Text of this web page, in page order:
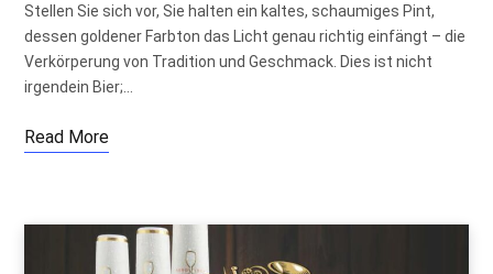
Stellen Sie sich vor, Sie halten ein kaltes, schaumiges Pint,
dessen goldener Farbton das Licht genau richtig einfängt – die
Verkörperung von Tradition und Geschmack. Dies ist nicht
irgendein Bier;…
Read More